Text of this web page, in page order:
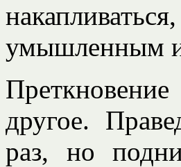
умышленным
другое.
раз, но